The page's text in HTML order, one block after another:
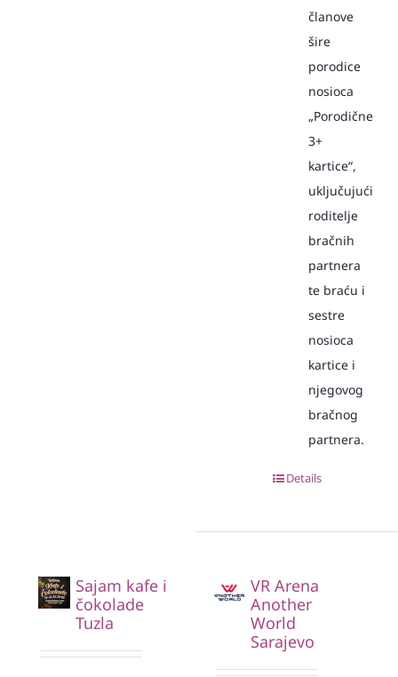
članove
šire
porodice
nosioca
„Porodične
3+
kartice“,
uključujući
roditelje
bračnih
partnera
te braću i
sestre
nosioca
kartice i
njegovog
bračnog
partnera.
Details
Sajam kafe i
čokolade
Tuzla
VR Arena
Another
World
Sarajevo